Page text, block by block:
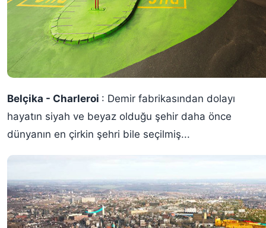
Belçika - Charleroi : Demir fabrikasından dolayı
hayatın siyah ve beyaz olduğu şehir daha önce
dünyanın en çirkin şehri bile seçilmiş...